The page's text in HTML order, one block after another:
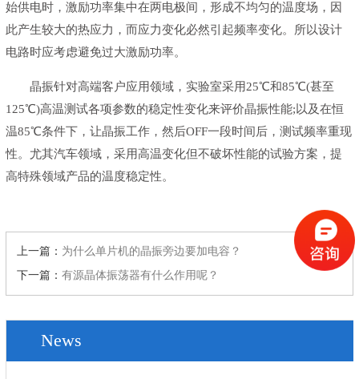
始供电时，激励功率集中在两电极间，形成不均匀的温度场，因
此产生较大的热应力，而应力变化必然引起频率变化。所以设计
电路时应考虑避免过大激励功率。
晶振针对高端客户应用领域，实验室采用25℃和85℃(甚至
125℃)高温测试各项参数的稳定性变化来评价晶振性能;以及在恒
温85℃条件下，让晶振工作，然后OFF一段时间后，测试频率重现
性。尤其汽车领域，采用高温变化但不破坏性能的试验方案，提
高特殊领域产品的温度稳定性。
上一篇： 为什么单片机的晶振旁边要加电容？
下一篇： 有源晶体振荡器有什么作用呢？
News